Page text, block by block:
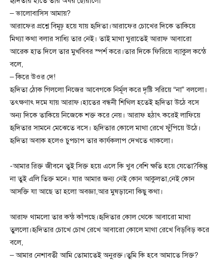
– ভালোবাসিস আমায়?
আরাফের প্রশ্নে বিমূঢ় হয়ে যায় হৃদিতা।আরাফের চোখের দিকে তাকিয়ে
মিথ্যা কথা বলার সাধ্যি তার নেই। তাই মাথা ঘুরাতেই আরাফ আবারো
আরেক হাত দিলে তার মুখবিবর স্পর্শ করে।তার দিকে ফিরিয়ে ব্যাকুল কন্ঠে
বলে,
– কিরে উওর দে!
হৃদিতা ঠোক গিললো নিজের আবেগকে নির্মূল করে দৃষ্টি সরিয়ে “না” বললো।
তৎক্ষণাৎ দমে যায় আরাফ।হাতের বন্ধনী শিথিল হতেই হৃদিতা উঠে বসে
অন্য দিকে তাকিয়ে নিজেকে শক্ত করে নেয়। আরাফ হঠাৎ করেই লাফিয়ে
হৃদিতার সামনে মেঝেতে বসে। হৃদিতার কোলে মাথা রেখে ফুঁপিয়ে উঠে।
হৃদিতা অবাক হলেও চুপচাপ তার কার্যকলাপ দেখতে থাকলো।
-আমার রিক্ত জীবনে তুই সিক্ত হয়ে এলে কি খুব বেশি ক্ষতি হয়ে যেতো?কিন্তু
না তুই এলি তিক্ত মনে। যার আমার জন্য নেই কোন আকুলতা,নেই কোন
আসক্তি যা আছে তা হলো অবজ্ঞা,আর মুষড়ানো কিছু কথা।
আরাফ থামলো তার কন্ঠ কাঁপছে।হৃদিতার কোল থেকে আবারো মাথা
তুললো।হৃদিতার চোখে চোখ রেখে আবারো কোলে মাথা রেখে বিড়বিড় করে
বলে,
– আমার নেশাবতী আমি তোমাতেই অনুরক্ত।তুমি কি হবে আমাতে সিক্ত?